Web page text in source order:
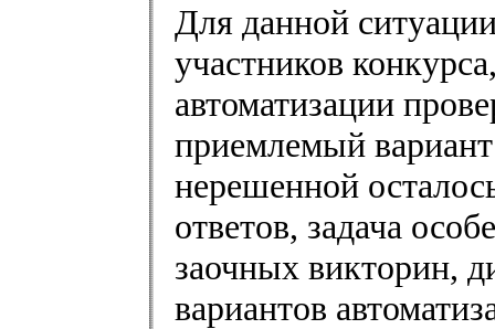
Для данной
участников
автоматизации
приемлемый
нерешенной
ответов, задача
заочных викторин,
вариантов